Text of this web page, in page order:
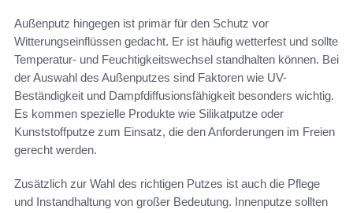
Außenputz hingegen ist primär für den Schutz vor
Witterungseinflüssen gedacht. Er ist häufig wetterfest und sollte
Temperatur- und Feuchtigkeitswechsel standhalten können. Bei
der Auswahl des Außenputzes sind Faktoren wie UV-
Beständigkeit und Dampfdiffusionsfähigkeit besonders wichtig.
Es kommen spezielle Produkte wie Silikatputze oder
Kunststoffputze zum Einsatz, die den Anforderungen im Freien
gerecht werden.
Zusätzlich zur Wahl des richtigen Putzes ist auch die Pflege
und Instandhaltung von großer Bedeutung. Innenputze sollten